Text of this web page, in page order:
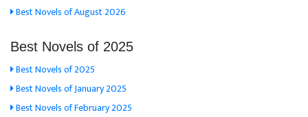
Best Novels of August 2026
Best Novels of 2025
Best Novels of 2025
Best Novels of January 2025
Best Novels of February 2025